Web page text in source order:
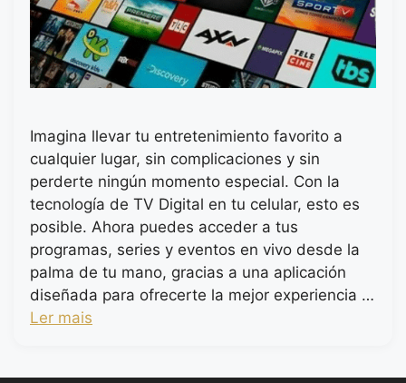
Imagina llevar tu entretenimiento favorito a
cualquier lugar, sin complicaciones y sin
perderte ningún momento especial. Con la
tecnología de TV Digital en tu celular, esto es
posible. Ahora puedes acceder a tus
programas, series y eventos en vivo desde la
palma de tu mano, gracias a una aplicación
diseñada para ofrecerte la mejor experiencia …
Ler mais